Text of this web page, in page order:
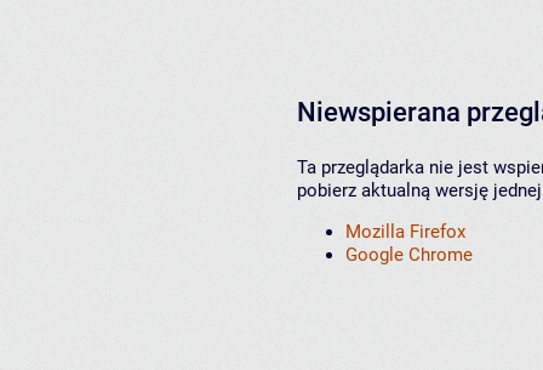
Niewspierana
Ta przeglądarka nie jest
pobierz aktualną wersję
Mozilla Firefox
Google Chrome